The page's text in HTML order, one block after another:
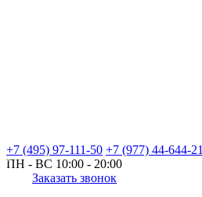
+7 (495) 97-111-50 +7 (977) 44-644-21
ПН - ВС 10:00 - 20:00
Заказать звонок